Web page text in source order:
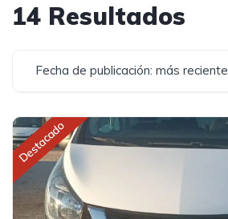
14 Resultados
Fecha de publicación: más reciente
Destacado